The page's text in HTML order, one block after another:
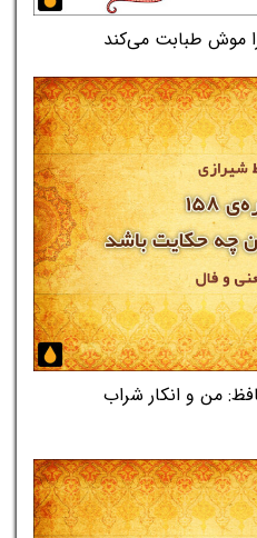
موش طبابت می‌کند
دیوان حافظ: من و انکار شراب